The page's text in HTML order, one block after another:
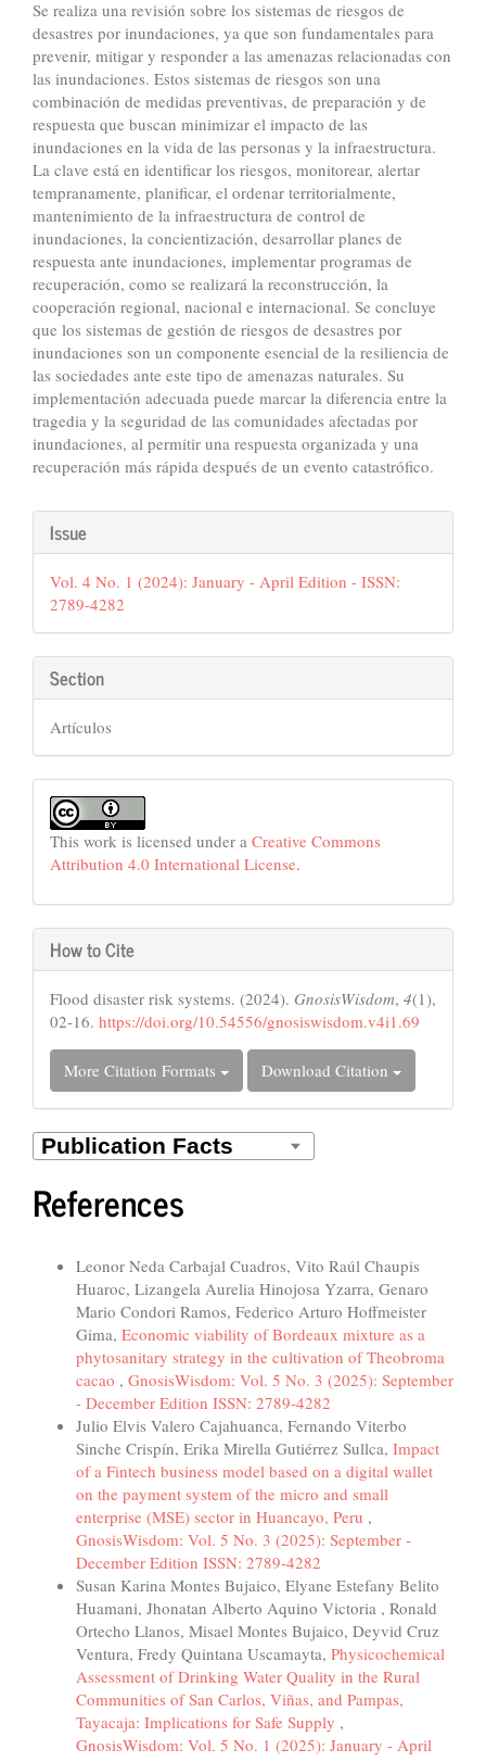
Se realiza una revisión sobre los sistemas de riesgos de
desastres por inundaciones, ya que son fundamentales para
prevenir, mitigar y responder a las amenazas relacionadas con
las inundaciones. Estos sistemas de riesgos son una
combinación de medidas preventivas, de preparación y de
respuesta que buscan minimizar el impacto de las
inundaciones en la vida de las personas y la infraestructura.
La clave está en identificar los riesgos, monitorear, alertar
tempranamente, planificar, el ordenar territorialmente,
mantenimiento de la infraestructura de control de
inundaciones, la concientización, desarrollar planes de
respuesta ante inundaciones, implementar programas de
recuperación, como se realizará la reconstrucción, la
cooperación regional, nacional e internacional. Se concluye
que los sistemas de gestión de riesgos de desastres por
inundaciones son un componente esencial de la resiliencia de
las sociedades ante este tipo de amenazas naturales. Su
implementación adecuada puede marcar la diferencia entre la
tragedia y la seguridad de las comunidades afectadas por
inundaciones, al permitir una respuesta organizada y una
recuperación más rápida después de un evento catastrófico.
Article
Details
Issue
Vol. 4 No. 1 (2024): January - April Edition - ISSN:
2789-4282
Section
Artículos
This work is licensed under a Creative Commons
Attribution 4.0 International License.
How to Cite
Flood disaster risk systems. (2024). GnosisWisdom, 4(1),
02-16. https://doi.org/10.54556/gnosiswisdom.v4i1.69
More Citation Formats Download Citation
References
Leonor Neda Carbajal Cuadros, Vito Raúl Chaupis
Huaroc, Lizangela Aurelia Hinojosa Yzarra, Genaro
Mario Condori Ramos, Federico Arturo Hoffmeister
Gima, Economic viability of Bordeaux mixture as a
phytosanitary strategy in the cultivation of Theobroma
cacao , GnosisWisdom: Vol. 5 No. 3 (2025): September
- December Edition ISSN: 2789-4282
Julio Elvis Valero Cajahuanca, Fernando Viterbo
Sinche Crispín, Erika Mirella Gutiérrez Sullca, Impact
of a Fintech business model based on a digital wallet
on the payment system of the micro and small
enterprise (MSE) sector in Huancayo, Peru ,
GnosisWisdom: Vol. 5 No. 3 (2025): September -
December Edition ISSN: 2789-4282
Susan Karina Montes Bujaico, Elyane Estefany Belito
Huamani, Jhonatan Alberto Aquino Victoria , Ronald
Ortecho Llanos, Misael Montes Bujaico, Deyvid Cruz
Ventura, Fredy Quintana Uscamayta, Physicochemical
Assessment of Drinking Water Quality in the Rural
Communities of San Carlos, Viñas, and Pampas,
Tayacaja: Implications for Safe Supply ,
GnosisWisdom: Vol. 5 No. 1 (2025): January - April